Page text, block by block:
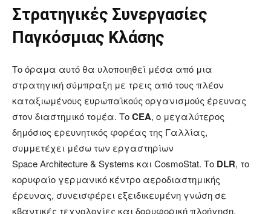
Στρατηγικές Συνεργασίες
Παγκόσμιας Κλάσης
Το όραμα αυτό θα υλοποιηθεί μέσα από μια
στρατηγική σύμπραξη με τρεις από τους πλέον
καταξιωμένους ευρωπαϊκούς οργανισμούς έρευνας
στον διαστημικό τομέα. ΤοCEA, ο μεγαλύτερος
δημόσιος ερευνητικός φορέας της Γαλλίας,
συμμετέχει μέσω των εργαστηρίων
Space Architecture & Systems και CosmoStat. Το DLR, το
κορυφαίο γερμανικό κέντρο αεροδιαστημικής
έρευνας, συνεισφέρει εξειδικευμένη γνώση σε
κβαντικές τεχνολογίες και δορυφορική πλοήγηση.